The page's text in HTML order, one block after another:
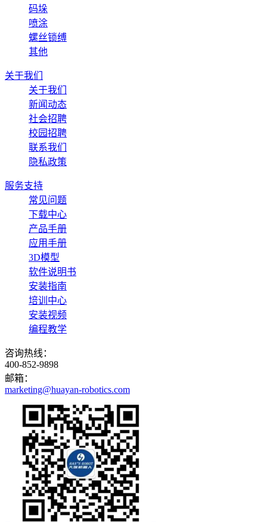
码垛
喷涂
螺丝锁缚
其他
关于我们
关于我们
新闻动态
社会招聘
校园招聘
联系我们
隐私政策
服务支持
常见问题
下载中心
产品手册
应用手册
3D模型
软件说明书
安装指南
培训中心
安装视频
编程教学
咨询热线：
400-852-9898
邮箱：
marketing@huayan-robotics.com